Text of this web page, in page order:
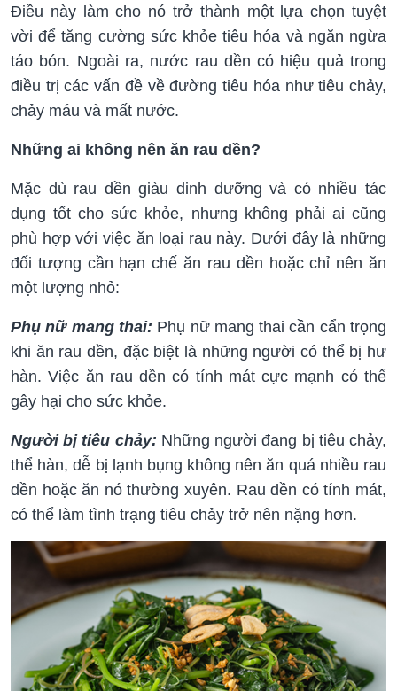
Điều này làm cho nó trở thành một lựa chọn tuyệt
vời để tăng cường sức khỏe tiêu hóa và ngăn ngừa
táo bón. Ngoài ra, nước rau dền có hiệu quả trong
điều trị các vấn đề về đường tiêu hóa như tiêu chảy,
chảy máu và mất nước.
Những ai không nên ăn rau dền?
Mặc dù rau dền giàu dinh dưỡng và có nhiều tác
dụng tốt cho sức khỏe, nhưng không phải ai cũng
phù hợp với việc ăn loại rau này. Dưới đây là những
đối tượng cần hạn chế ăn rau dền hoặc chỉ nên ăn
một lượng nhỏ:
Phụ nữ mang thai: Phụ nữ mang thai cần cẩn trọng
khi ăn rau dền, đặc biệt là những người có thể bị hư
hàn. Việc ăn rau dền có tính mát cực mạnh có thể
gây hại cho sức khỏe.
Người bị tiêu chảy: Những người đang bị tiêu chảy,
thể hàn, dễ bị lạnh bụng không nên ăn quá nhiều rau
dền hoặc ăn nó thường xuyên. Rau dền có tính mát,
có thể làm tình trạng tiêu chảy trở nên nặng hơn.